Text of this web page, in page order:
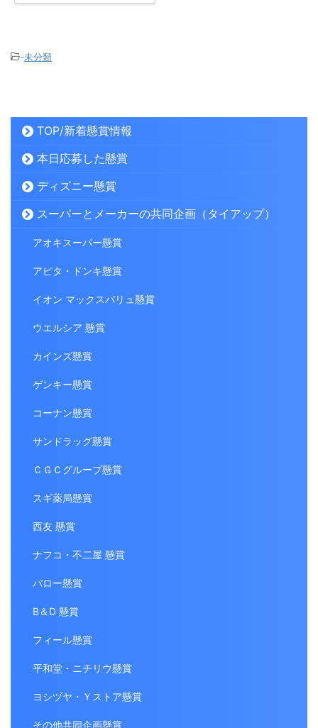
-未分類
TOP/新着懸賞情報
本日応募した懸賞
ディズニー懸賞
スーパーとメーカーの共同企画（タイアップ）
アオキスーパー懸賞
アピタ・ドンキ懸賞
イオン マックスバリュ懸賞
ウエルシア 懸賞
カインズ懸賞
ゲンキー懸賞
コーナン懸賞
サンドラッグ懸賞
ＣＧＣグループ懸賞
スギ薬局懸賞
西友 懸賞
ナフコ・不二屋 懸賞
バロー懸賞
B＆D 懸賞
フィール懸賞
平和堂・ニチリウ懸賞
ヨシヅヤ・Ｙストア懸賞
その他共同企画懸賞